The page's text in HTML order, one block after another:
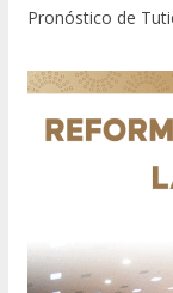
Pronóstico de